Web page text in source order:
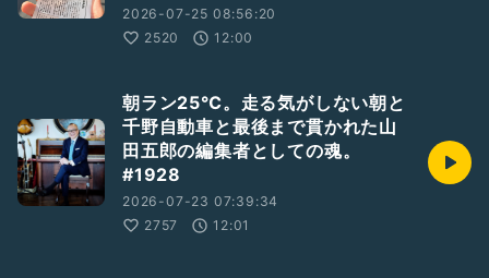
2026-07-25 08:56:20
2520
12:00
朝ラン25℃。走る気がしない朝と
千野自動車と最後まで貫かれた山
田五郎の編集者としての魂。
#1928
2026-07-23 07:39:34
2757
12:01